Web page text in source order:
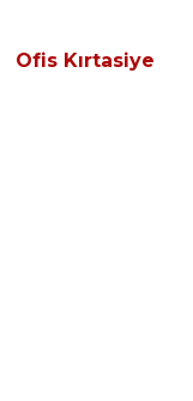
Ofis Kırtasiye